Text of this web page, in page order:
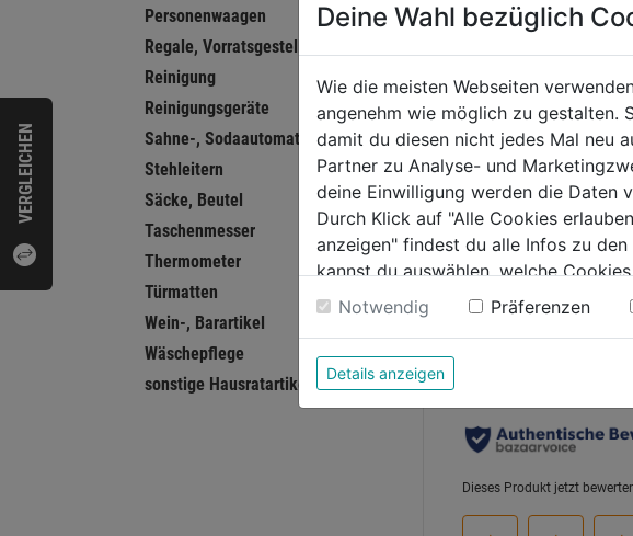
VERGLEICHEN
Personenwaagen
Regale, Vorratsgestelle
Reinigung
Reinigungsgeräte
Sahne-, Sodaautomaten, Siphone
Stehleitern
Säcke, Beutel
Taschenmesser
Thermometer
Türmatten
Wein-, Barartikel
Wäschepflege
sonstige Hausratartikel
Garnierspritze +6
Tüllen Kst. Einhand
Patisserie
0.0 (0)
0.0
von
5
Sternen.
12,99€
Bewertung
Deine Wahl bezüglich
Wie die meisten Webseiten
angenehm wie möglich zu gestalten.
damit du diesen nicht jedes Mal neu
Partner zu Analyse- und
deine Einwilligung werden die Daten
Durch Klick auf "Alle Cookies
anzeigen" findest du alle Infos zu
kannst du auswählen, welche
Weitere Informationen findest du in
Notwendig Präferenzen
Details anzeigen